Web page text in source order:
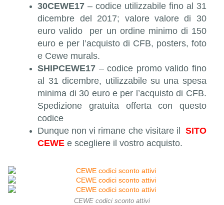
30CEWE17 – codice utilizzabile fino al 31
dicembre del 2017; valore valore di 30
euro valido per un ordine minimo di 150
euro e per l’acquisto di CFB, posters, foto
e Cewe murals.
SHIPCEWE17 – codice promo valido fino
al 31 dicembre, utilizzabile su una spesa
minima di 30 euro e per l’acquisto di CFB.
Spedizione gratuita offerta con questo
codice
Dunque non vi rimane che visitare il SITO
CEWE e scegliere il vostro acquisto.
CEWE codici sconto attivi